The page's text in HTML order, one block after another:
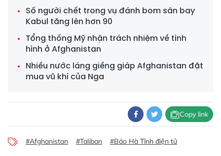
Số người chết trong vụ đánh bom sân bay
Kabul tăng lên hơn 90
Tổng thống Mỹ nhận trách nhiệm về tình
hình ở Afghanistan
Nhiều nước láng giềng giáp Afghanistan đặt
mua vũ khí của Nga
Copy link
#Afghanistan #Taliban #Báo Hà Tĩnh điện tử